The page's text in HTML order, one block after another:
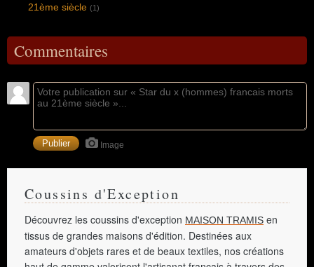
21ème siècle (1)
Commentaires
Image
Coussins d'Exception
Découvrez les coussins d'exception MAISON TRAMIS en
tissus de grandes maisons d'édition. Destinées aux
amateurs d'objets rares et de beaux textiles, nos créations